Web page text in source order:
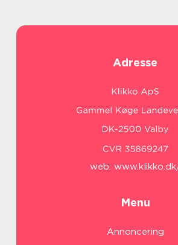
Adresse
web:
Menu
Annoncering